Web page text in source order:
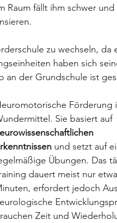
fällt ihm schwer und
zu wechseln, da
haben sich
an der Grundschule ist
Förderung
Sie basiert auf
und setzt auf
Übungen. Das
dauert meist nur
erfordert jedoch
Zeit und